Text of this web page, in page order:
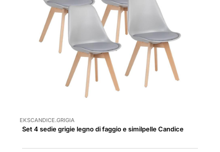
EKSCANDICE.GRIGIA
Set 4 sedie grigie legno di faggio e similpelle Candice